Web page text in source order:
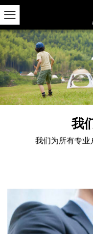
我
我们为所有专业